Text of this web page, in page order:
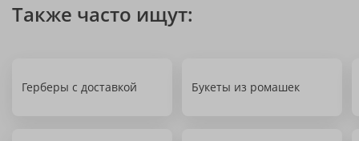
Также часто ищут:
Герберы с доставкой Букеты из ромашек